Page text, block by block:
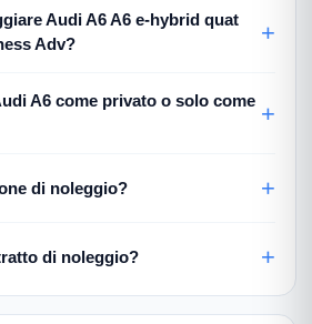
Audi A6 A6 e-hybrid quat
Adv?
A6 come privato o solo come
di noleggio?
di noleggio?